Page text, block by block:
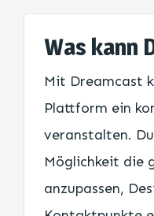
Was kann
Mit Dreamcast
Plattform ein
veranstalten.
Möglichkeit die
anzupassen,